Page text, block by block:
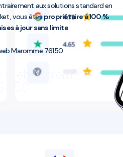
aux solutions standard en
vous êtespropriétaire à 100 %
à jour sans limite.
Maromme 76150
web Maromme